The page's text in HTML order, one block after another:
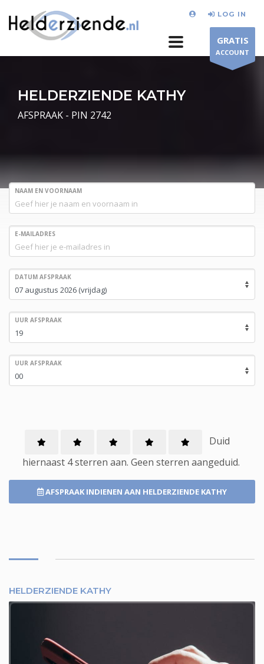
LOG IN
GRATIS
ACCOUNT
HELDERZIENDE KATHY
AFSPRAAK - PIN 2742
NAAM EN VOORNAAM
E-MAILADRES
DATUM AFSPRAAK
UUR AFSPRAAK
UUR AFSPRAAK
Duid
hiernaast 4 sterren aan. Geen sterren aangeduid.
AFSPRAAK INDIENEN AAN HELDERZIENDE KATHY
HELDERZIENDE KATHY